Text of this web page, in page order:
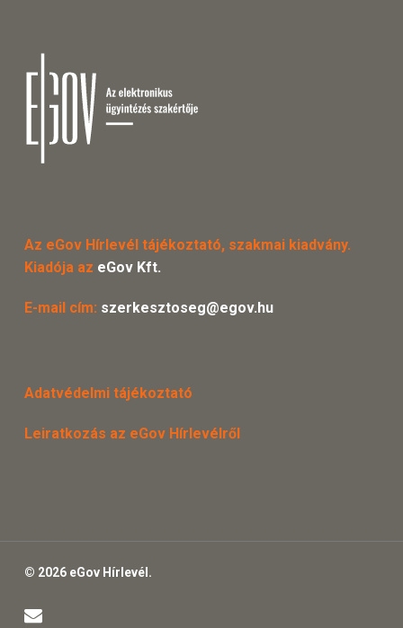
Az eGov Hírlevél tájékoztató, szakmai kiadvány.
Kiadója az eGov Kft.
E-mail cím: szerkesztoseg@egov.hu
Adatvédelmi tájékoztató
Leiratkozás az eGov Hírlevélről
© 2026 eGov Hírlevél.
email